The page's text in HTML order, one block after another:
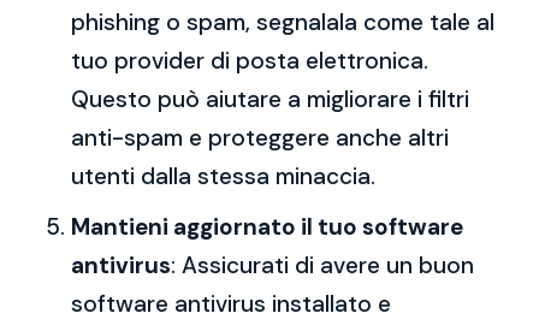
phishing o spam, segnalala come tale al
tuo provider di posta elettronica.
Questo può aiutare a migliorare i filtri
anti-spam e proteggere anche altri
utenti dalla stessa minaccia.
Mantieni aggiornato il tuo software
antivirus: Assicurati di avere un buon
software antivirus installato e